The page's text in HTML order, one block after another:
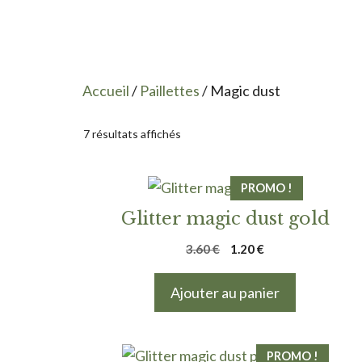
Accueil/ Paillettes/ Magic dust
7 résultats affichés
PROMO !
Glitter magic dust gold
3.60€
Le
initial
1.20€Le
actuel
Ajouter au panier
PROMO !